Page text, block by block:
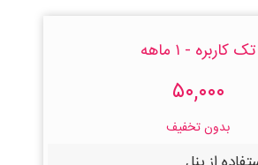
تک کاربره - ۱ ماهه
۵۰,۰۰۰
بدون تخفیف